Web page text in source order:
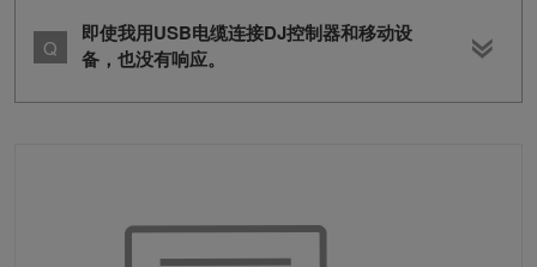
即使我用USB电缆连接DJ控制器和移动设
备，也没有响应。